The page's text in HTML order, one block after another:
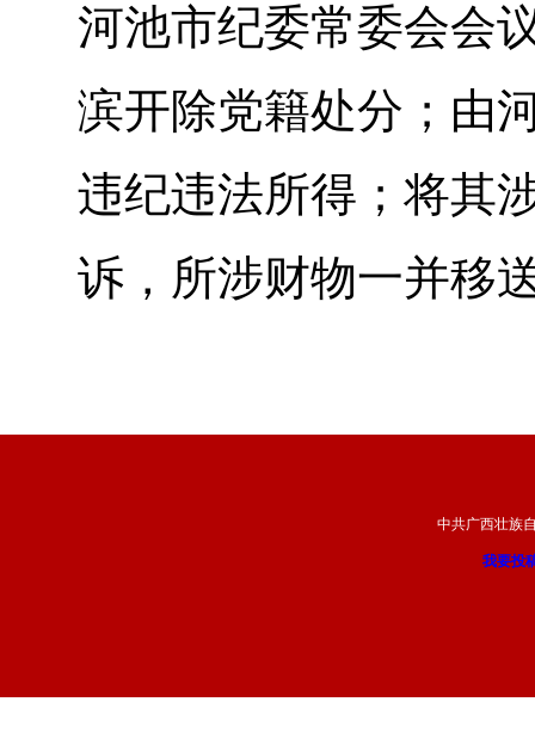
河池市纪委常委会会
滨开除党籍处分；由
违纪违法所得；将其
诉，所涉财物一并移
中共广西壮族
我要投